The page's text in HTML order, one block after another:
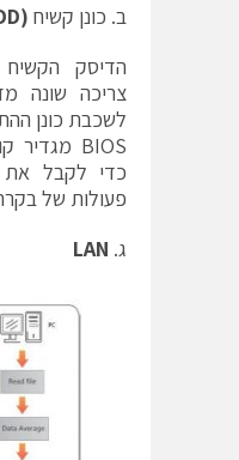
ב. כונן קשיח (
הדיסק
צריכה שונה
לשכבת כונן
כדי לקבל את
פעולות של
ג. LAN